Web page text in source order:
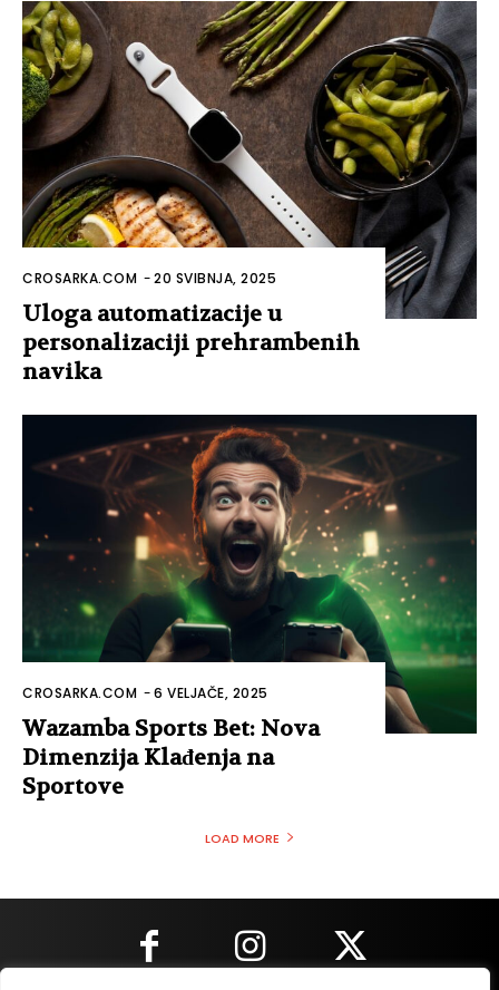
CROSARKA.COM -20 SVIBNJA, 2025
Uloga automatizacije u
personalizaciji prehrambenih
navika
CROSARKA.COM -6 VELJAČE, 2025
Wazamba Sports Bet: Nova
Dimenzija Klađenja na
Sportove
LOAD MORE